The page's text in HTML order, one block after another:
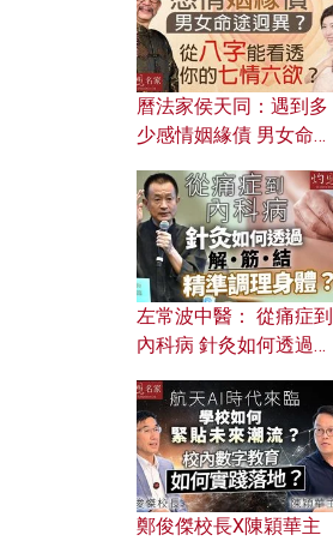
曆法家侯天同：遇到多
少感情姻緣債 男女命途
的七情六欲？
左常波中醫： 從痛症到
內科病 針灸如何透過解
鄭俊傑校長X陳穎華主